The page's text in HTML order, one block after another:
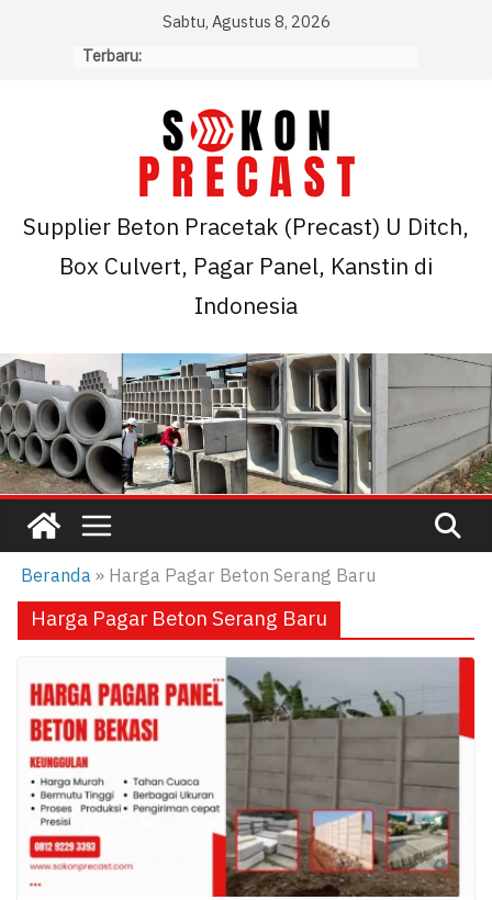
Sabtu, Agustus 8, 2026
Terbaru:
Supplier Beton Pracetak (Precast) U Ditch,
Box Culvert, Pagar Panel, Kanstin di
Indonesia
Beranda» Harga Pagar Beton Serang Baru
Harga Pagar Beton Serang Baru